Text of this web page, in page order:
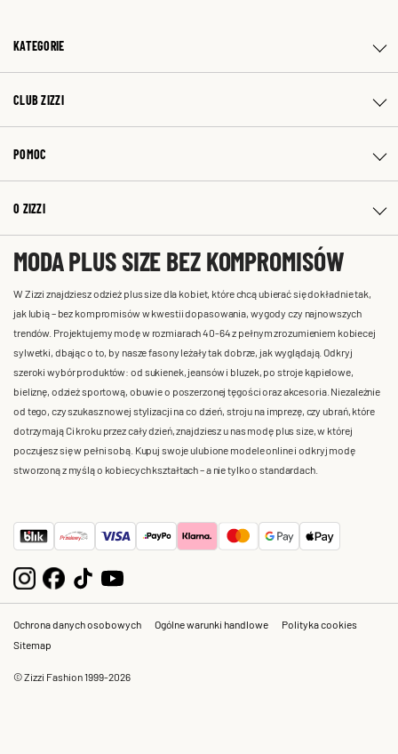
KATEGORIE
CLUB ZIZZI
POMOC
O ZIZZI
MODA PLUS SIZE BEZ KOMPROMISÓW
W Zizzi znajdziesz odzież plus size dla kobiet, które chcą ubierać się dokładnie tak,
jak lubią – bez kompromisów w kwestii dopasowania, wygody czy najnowszych
trendów. Projektujemy modę w rozmiarach 40-64 z pełnym zrozumieniem kobiecej
sylwetki, dbając o to, by nasze fasony leżały tak dobrze, jak wyglądają. Odkryj
szeroki wybór produktów: od sukienek, jeansów i bluzek, po stroje kąpielowe,
bieliznę, odzież sportową, obuwie o poszerzonej tęgości oraz akcesoria. Niezależnie
od tego, czy szukasz nowej stylizacji na co dzień, stroju na imprezę, czy ubrań, które
dotrzymają Ci kroku przez cały dzień, znajdziesz u nas modę plus size, w której
poczujesz się w pełni sobą. Kupuj swoje ulubione modele online i odkryj modę
stworzoną z myślą o kobiecych kształtach – a nie tylko o standardach.
Ochrona danych osobowych Ogólne warunki handlowe
Polityka cookies
Sitemap
© Zizzi Fashion 1999-2026